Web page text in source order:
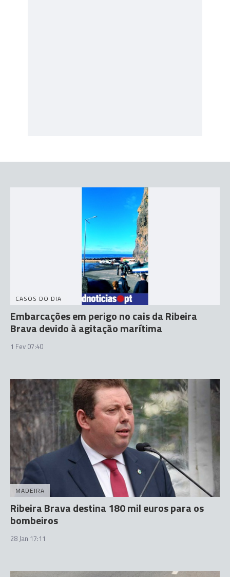
CASOS DO DIA
Embarcações em perigo no cais da Ribeira
Brava devido à agitação marítima
1 Fev 07:40
MADEIRA
Ribeira Brava destina 180 mil euros para os
bombeiros
28 Jan 17:11